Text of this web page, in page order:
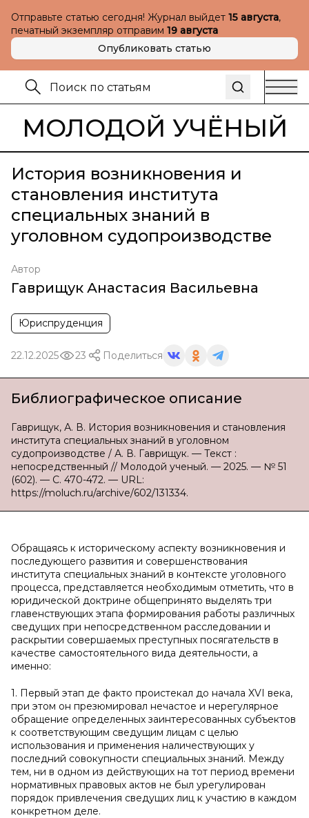
Отправьте статью сегодня! Журнал выйдет 15 августа,
печатный экземпляр отправим 19 августа
Опубликовать статью
МОЛОДОЙ УЧЁНЫЙ
История возникновения и
становления института
специальных знаний в
уголовном судопроизводстве
Автор
Гаврищук Анастасия Васильевна
Юриспруденция
22.12.2025 23 Поделиться
Библиографическое описание
Гаврищук, А. В. История возникновения и становления
института специальных знаний в уголовном
судопроизводстве / А. В. Гаврищук. — Текст :
непосредственный // Молодой ученый. — 2025. — № 51
(602). — С. 470-472. — URL:
https://moluch.ru/archive/602/131334.
Обращаясь к историческому аспекту возникновения и
последующего развития и совершенствования
института специальных знаний в контексте уголовного
процесса, представляется необходимым отметить, что в
юридической доктрине общепринято выделять три
главенствующих этапа формирования работы различных
сведущих при непосредственном расследовании и
раскрытии совершаемых преступных посягательств в
качестве самостоятельного вида деятельности, а
именно:
1. Первый этап де факто проистекал до начала XVI века,
при этом он презюмировал нечастое и нерегулярное
обращение определенных заинтересованных субъектов
к соответствующим сведущим лицам с целью
использования и применения наличествующих у
последний совокупности специальных знаний. Между
тем, ни в одном из действующих на тот период времени
нормативных правовых актов не был урегулирован
порядок привлечения сведущих лиц к участию в каждом
конкретном деле.